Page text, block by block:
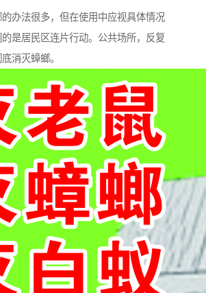
办法很多，但在使用中应视具体情况
是居民区连片行动。公共场所，反复
消灭蟑螂。